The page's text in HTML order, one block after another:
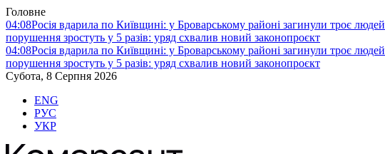
Головне
04:08Росія вдарила по Київщині: у Броварському районі загинули троє людей
порушення зростуть у 5 разів: уряд схвалив новий законопроєкт
04:08Росія вдарила по Київщині: у Броварському районі загинули троє людей
порушення зростуть у 5 разів: уряд схвалив новий законопроєкт
Субота, 8 Серпня 2026
ENG
РУС
УКР